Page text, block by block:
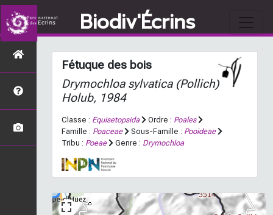
Biodiv'Écrins
Fétuque des bois
Drymochloa sylvatica(Pollich)
Holub, 1984
Classe : Equisetopsida Ordre : Poales
Famille : Poaceae Sous-Famille : Pooideae
Tribu : Poeae Genre : Drymochloa